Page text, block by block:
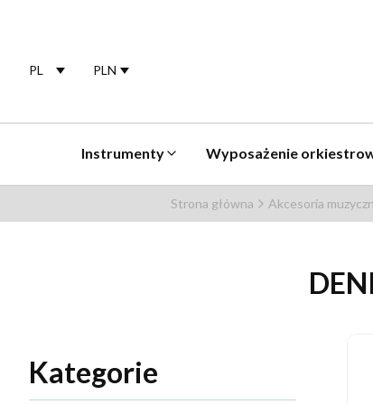
PL PLN
Instrumenty Wyposażenie
Strona główna Akcesoria
Kategorie